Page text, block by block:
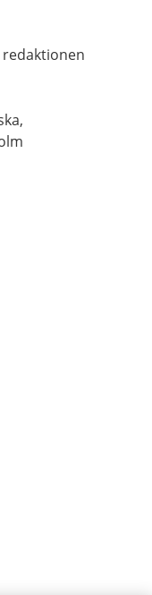
redaktionen